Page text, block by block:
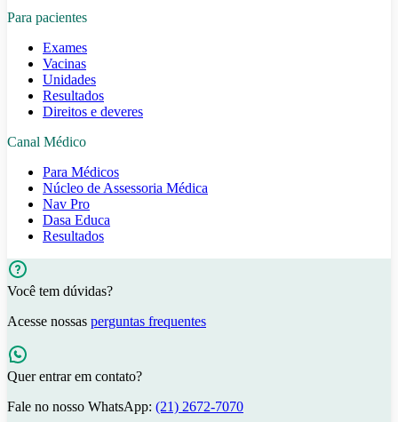
Para pacientes
Exames
Vacinas
Unidades
Resultados
Direitos e deveres
Canal Médico
Para Médicos
Núcleo de Assessoria Médica
Nav Pro
Dasa Educa
Resultados
Você tem dúvidas?
Acesse nossas perguntas frequentes
Quer entrar em contato?
Fale no nosso WhatsApp: (21) 2672-7070